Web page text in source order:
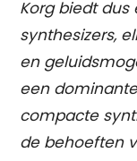
Korg biedt
synthesizers,
en
een
compacte
de behoeften